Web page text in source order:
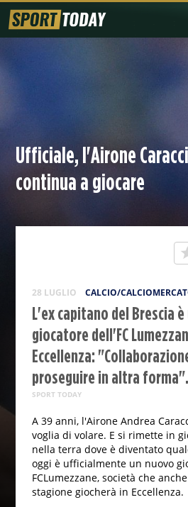
Ufficiale, l'Airone
continua a giocare
28 LUGLIO CALCIO/
L'ex capitano del Brescia è
giocatore dell'FC
Eccellenza:
proseguire in altra forma".
SPORT TODAY
A 39 anni, l'Airone Andrea
voglia di volare. E si rimette in
nella terra dove è diventato
oggi è ufficialmente un nuovo
FCLumezzane, società che
stagione giocherà in Eccellenza.